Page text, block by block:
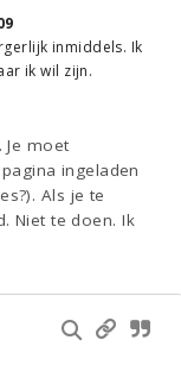
inmiddels. Ik
ik wil zijn.
Je moet
ingeladen
Als je te
Niet te doen. Ik